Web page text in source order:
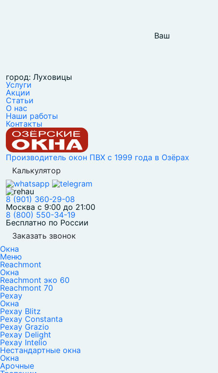
Ваш
город: Луховицы
Услуги
Акции
Статьи
О нас
Наши работы
Контакты
Производитель окон ПВХ с 1999 года в Озёрах
Калькулятор
8 (901) 360-29-08
Москва с 9:00 до 21:00
8 (800) 550-34-19
Бесплатно по России
Заказать звонок
Окна
Меню
Reachmont
Окна
Reachmont эко 60
Reachmont 70
Рехау
Окна
Рехау Blitz
Рехау Constanta
Рехау Grazio
Рехау Delight
Рехау Intelio
Нестандартные окна
Окна
Арочные